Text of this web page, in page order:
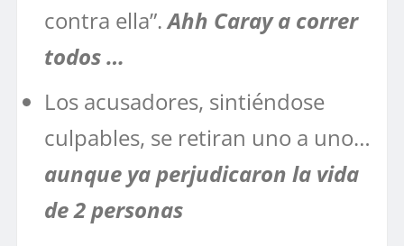
contra ella”.Ahh Caray a correr
todos …
Los acusadores, sintiéndose
culpables, se retiran uno a uno…
aunque ya perjudicaron la vida
de 2 personas